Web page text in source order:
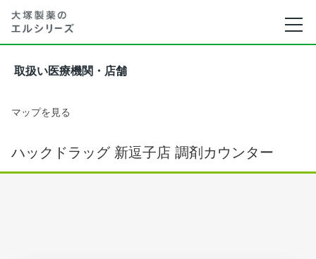
取扱い医療機関・店舗
マップを見る
ハックドラッグ 新逗子店 調剤カウンター